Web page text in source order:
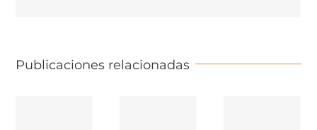
Publicaciones relacionadas